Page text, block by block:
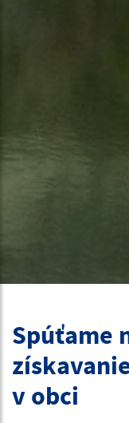
Spúťame
v obci